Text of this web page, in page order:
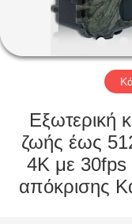
ΣΧΕΤΙΚΆ
ΜΕ
ΕΠΙΣΚΕΨΉ
Εξωτερική
ζωής έως
4K με 30fps
απόκρισης